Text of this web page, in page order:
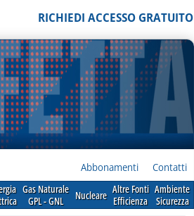
RICHIEDI ACCESSO GRATUITO
Abbonamenti Contatti
Gas Naturale
GPL - GNL
Nucleare Altre Fonti
Efficienza
Ambiente
Sicurezza